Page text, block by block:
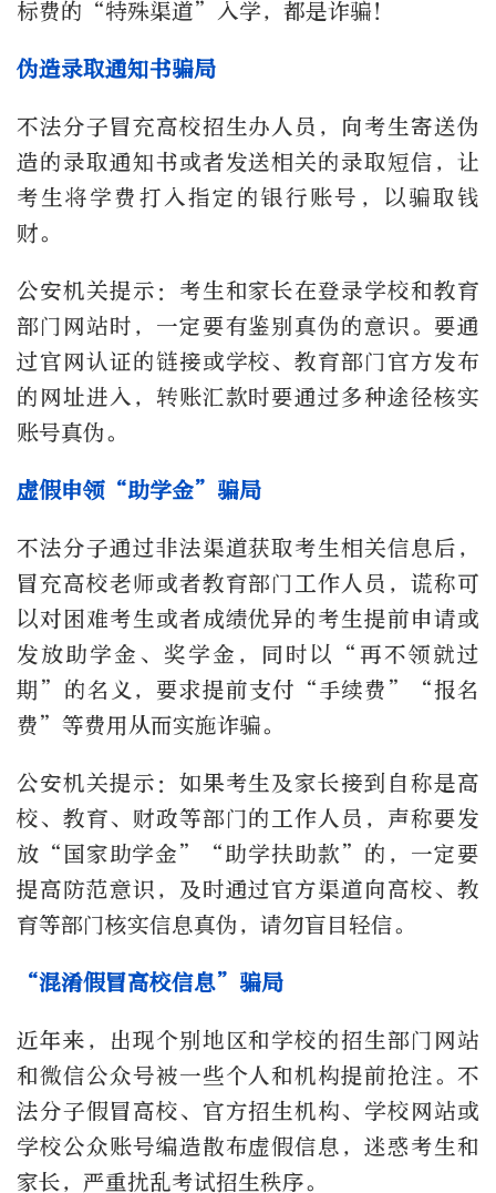
标费的“特殊渠道”入学，都是诈骗！
伪造录取通知书骗局
不法分子冒充高校招生办人员，向考生寄送伪
造的录取通知书或者发送相关的录取短信，让
考生将学费打入指定的银行账号，以骗取钱
财。
公安机关提示：考生和家长在登录学校和教育
部门网站时，一定要有鉴别真伪的意识。要通
过官网认证的链接或学校、教育部门官方发布
的网址进入，转账汇款时要通过多种途径核实
账号真伪。
虚假申领“助学金”骗局
不法分子通过非法渠道获取考生相关信息后，
冒充高校老师或者教育部门工作人员，谎称可
以对困难考生或者成绩优异的考生提前申请或
发放助学金、奖学金，同时以“再不领就过
期”的名义，要求提前支付“手续费”“报名
费”等费用从而实施诈骗。
公安机关提示：如果考生及家长接到自称是高
校、教育、财政等部门的工作人员，声称要发
放“国家助学金”“助学扶助款”的，一定要
提高防范意识，及时通过官方渠道向高校、教
育等部门核实信息真伪，请勿盲目轻信。
“混淆假冒高校信息”骗局
近年来，出现个别地区和学校的招生部门网站
和微信公众号被一些个人和机构提前抢注。不
法分子假冒高校、官方招生机构、学校网站或
学校公众账号编造散布虚假信息，迷惑考生和
家长，严重扰乱考试招生秩序。